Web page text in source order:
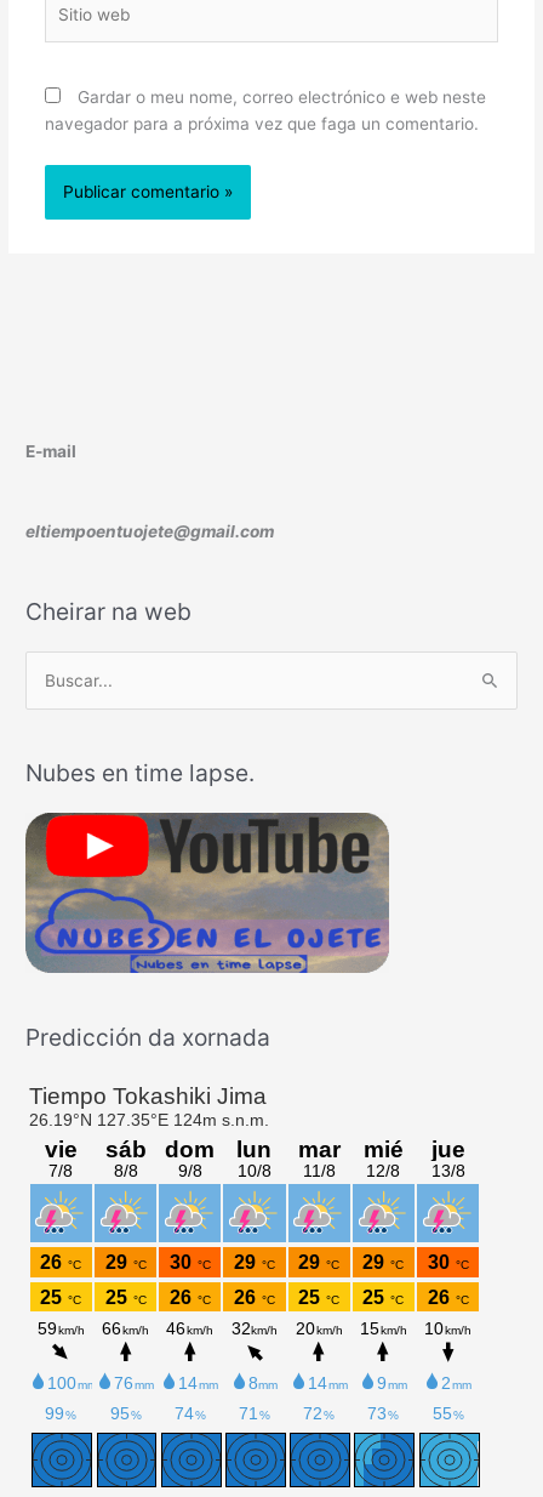
web
Gardar o meu nome, correo electrónico e web neste
navegador para a próxima vez que faga un comentario.
E-mail
eltiempoentuojete@gmail.com
Cheirar na web
c
a
p
o
r
Nubes en time lapse.
Predicción da xornada